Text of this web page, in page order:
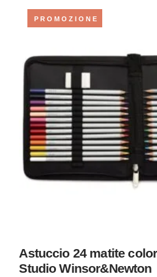
PROMOZIONE
Astuccio 24 matite
Studio Winsor&Newton